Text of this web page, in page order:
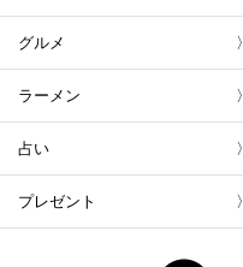
グルメ
ラーメン
占い
プレゼント